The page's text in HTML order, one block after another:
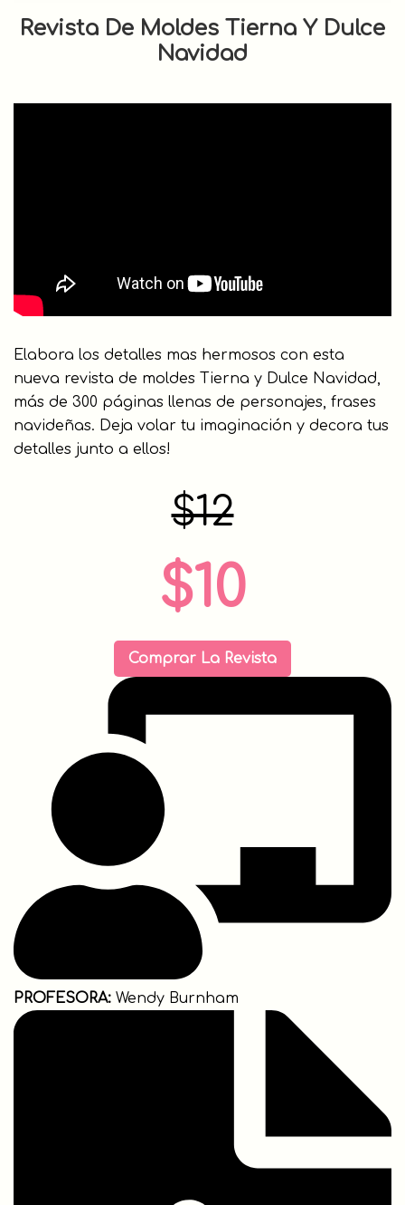
Revista De Moldes Tierna Y Dulce
Navidad
Elabora los detalles mas hermosos con esta
nueva revista de moldes Tierna y Dulce Navidad,
más de 300 páginas llenas de personajes, frases
navideñas. Deja volar tu imaginación y decora tus
detalles junto a ellos!
$12
$10
Comprar La Revista
PROFESORA: Wendy Burnham